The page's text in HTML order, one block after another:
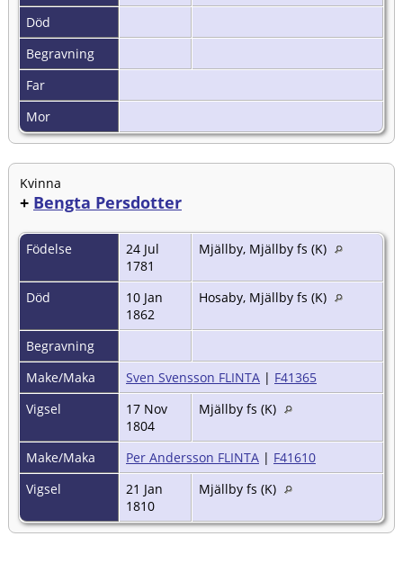
Död
Begravning
Far
Mor
Kvinna
+ Bengta Persdotter
Födelse
24 Jul
1781
Mjällby, Mjällby fs (K)
Död
10 Jan
1862
Hosaby, Mjällby fs (K)
Begravning
Make/Maka
Sven Svensson FLINTA | F41365
Vigsel
17 Nov
1804
Mjällby fs (K)
Make/Maka Per Andersson FLINTA | F41610
Vigsel
21 Jan
1810
Mjällby fs (K)